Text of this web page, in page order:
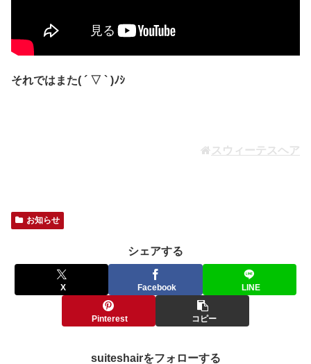
それではまた( ´ ▽ ` )ﾉｼ
スウィーテスヘア
お知らせ
シェアする
X Facebook LINE
Pinterest コピー
suiteshairをフォローする